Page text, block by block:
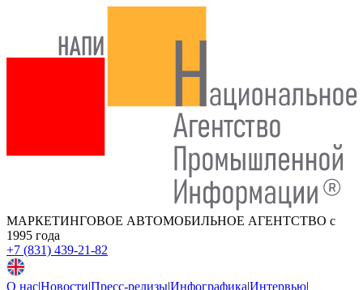
МАРКЕТИНГОВОЕ АВТОМОБИЛЬНОЕ АГЕНТСТВО с
1995 года
+7 (831) 439-21-82
О нас|Новости|Пресс-релизы|Инфографика|Интервью|